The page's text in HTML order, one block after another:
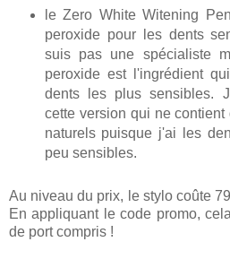
le Zero White Witening
peroxide pour les dents
suis pas une spécialiste
peroxide est l'ingrédient
dents les plus sensibles.
cette version qui ne
naturels puisque j'ai les
peu sensibles.
Au niveau du prix, le stylo coûte
En appliquant le code promo,
de port compris !